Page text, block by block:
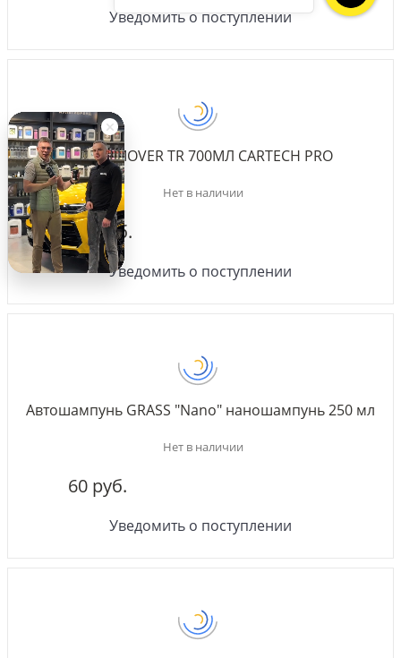
Уведомить о поступлении
TAR REMOVER TR 700МЛ CARTECH PRO
Нет в наличии
475 руб.
Уведомить о поступлении
Автошампунь GRASS "Nano" наношампунь 250 мл
Нет в наличии
60 руб.
Уведомить о поступлении